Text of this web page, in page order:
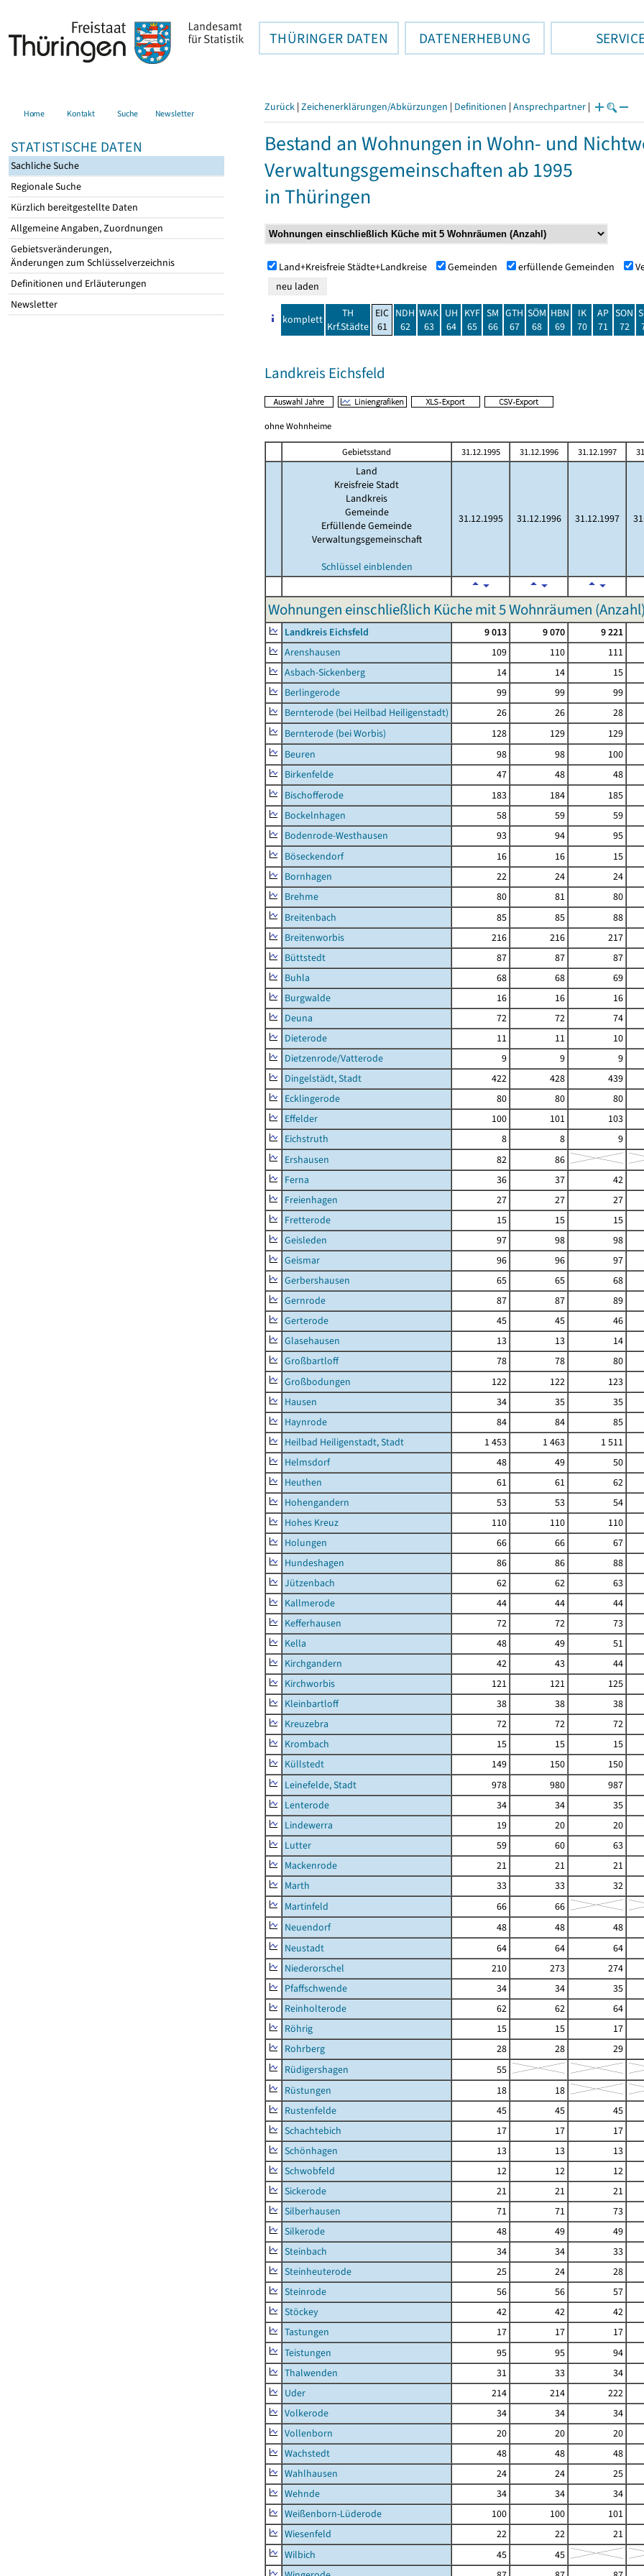
THÜRINGER DATEN DATENERHEBUNG
Home Kontakt Suche Newsletter
STATISTISCHE DATEN
Sachliche Suche
Regionale Suche
Kürzlich bereitgestellte Daten
Allgemeine Angaben, Zuordnungen
Gebietsveränderungen,
Änderungen zum Schlüsselverzeichnis
Definitionen und Erläuterungen
Newsletter
Zurück | Zeichenerklärungen/Abkürzungen | Definitionen | Ansprechpartner |
Bestand an Wohnungen in Wohn- und
Verwaltungsgemeinschaften ab 1995
in Thüringen
Land+Kreisfreie Städte+Landkreise Gemeinden erfüllende Gemeinden
komplett
TH
Krf.Städte
EIC
61
NDH
62
WAK
63
UH
64
KYF
65
SM
66
GTH
67
SÖM
68
HBN
69
IK
70
AP
71
SON
72
Landkreis Eichsfeld
ohne Wohnheime
Gebietsstand 31.12.1995 31.12.1996 31.12.1997
Land
Kreisfreie Stadt
Landkreis
Gemeinde
Erfüllende Gemeinde
Verwaltungsgemeinschaft
Schlüssel einblenden
31.12.1995 31.12.1996 31.12.1997
Wohnungen einschließlich Küche mit 5 Wohnräumen (Anzahl)
Landkreis Eichsfeld 9 013 9 070 9 221
Arenshausen
109 110 111
Asbach-Sickenberg
14 14 15
Berlingerode
99 99 99
Bernterode (bei Heilbad Heiligenstadt)
26 26 28
Bernterode (bei Worbis)
128 129 129
Beuren
98 98 100
Birkenfelde
47 48 48
Bischofferode
183 184 185
Bockelnhagen
58 59 59
Bodenrode-Westhausen
93 94 95
Böseckendorf
16 16 15
Bornhagen
22 24 24
Brehme
80 81 80
Breitenbach
85 85 88
Breitenworbis
216 216 217
Büttstedt
87 87 87
Buhla
68 68 69
Burgwalde
16 16 16
Deuna
72 72 74
Dieterode
11 11 10
Dietzenrode/Vatterode
9 9 9
Dingelstädt, Stadt
422 428 439
Ecklingerode
80 80 80
Effelder
100 101 103
Eichstruth
8 8 9
Ershausen
82
86
Ferna
36 37 42
Freienhagen
27 27 27
Fretterode
15 15 15
Geisleden
97 98 98
Geismar
96 96 97
Gerbershausen
65 65 68
Gernrode
87 87 89
Gerterode
45 45 46
Glasehausen
13 13 14
Großbartloff
78 78 80
Großbodungen
122 122 123
Hausen
34 35 35
Haynrode
84 84 85
Heilbad Heiligenstadt, Stadt
1 453 1 463 1 511
Helmsdorf
48 49 50
Heuthen
61 61 62
Hohengandern
53 53 54
Hohes Kreuz
110 110 110
Holungen
66 66 67
Hundeshagen
86 86 88
Jützenbach
62 62 63
Kallmerode
44 44 44
Kefferhausen
72 72 73
Kella
48 49 51
Kirchgandern
42 43 44
Kirchworbis
121 121 125
Kleinbartloff
38 38 38
Kreuzebra
72 72 72
Krombach
15 15 15
Küllstedt
149 150 150
Leinefelde, Stadt
978 980 987
Lenterode
34 34 35
Lindewerra
19 20 20
Lutter
59 60 63
Mackenrode
21 21 21
Marth
33 33 32
Martinfeld
66
66
Neuendorf
48 48 48
Neustadt
64 64 64
Niederorschel
210 273 274
Pfaffschwende
34 34 35
Reinholterode
62 62 64
Röhrig
15 15 17
Rohrberg
28 28 29
Rüdigershagen
55
Rüstungen
18
18
Rustenfelde
45 45 45
Schachtebich
17 17 17
Schönhagen
13 13 13
Schwobfeld
12 12 12
Sickerode
21 21 21
Silberhausen
71 71 73
Silkerode
48 49 49
Steinbach
34 34 33
Steinheuterode
25 24 28
Steinrode
56 56 57
Stöckey
42 42 42
Tastungen
17 17 17
Teistungen
95 95 94
Thalwenden
31 33 34
Uder
214 214 222
Volkerode
34 34 34
Vollenborn
20 20 20
Wachstedt
48 48 48
Wahlhausen
24 24 25
Wehnde
34 34 34
Weißenborn-Lüderode
100 100 101
Wiesenfeld
22 22 21
Wilbich
45
45